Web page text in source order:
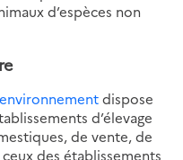
d’espèces non
dispose
d’élevage
de vente, de
des établissements